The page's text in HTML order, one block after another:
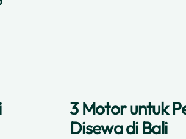
3 Motor untuk
Disewa di Bali